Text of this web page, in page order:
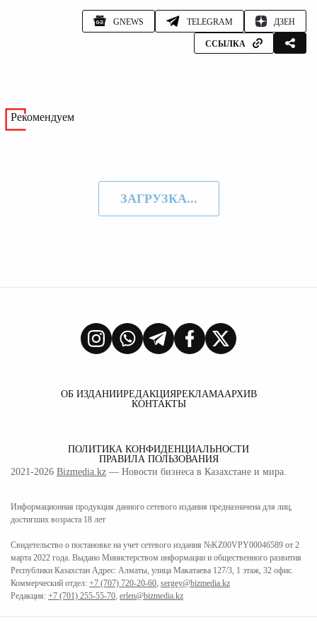
GNEWS TELEGRAM ДЗЕН
ССЫЛКА
Рекомендуем
ЗАГРУЗКА...
ОБ ИЗДАНИИРЕДАКЦИЯРЕКЛАМААРХИВ
КОНТАКТЫ
ПОЛИТИКА КОНФИДЕНЦИАЛЬНОСТИ
ПРАВИЛА ПОЛЬЗОВАНИЯ
2021-2026 Bizmedia.kz — Новости бизнеса в Казахстане и мира.
Информационная продукция данного сетевого издания предназначена для лиц,
достигших возраста 18 лет
Свидетельство о постановке на учет сетевого издания №KZ00VPY00046589 от 2
марта 2022 года. Выдано Министерством информации и общественного развития
Республики Казахстан Адрес: Алматы, улица Макатаева 127/3, 1 этаж, 32 офис.
Коммерческий отдел: +7 (707) 720-20-60, sergey@bizmedia.kz
Редакция: +7 (701) 255-55-70, erlen@bizmedia.kz